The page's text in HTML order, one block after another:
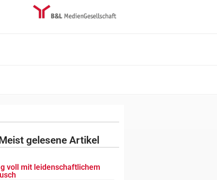
gelesene Artikel
voll mit leidenschaftlichem